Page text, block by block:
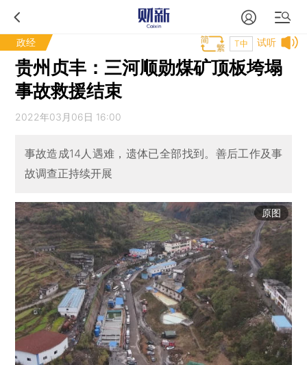
政经 试听
T中
贵州贞丰：三河顺勋煤矿顶板垮塌
事故救援结束
2022年03月06日 16:00
事故造成14人遇难，遗体已全部找到。善后工作及事
故调查正持续开展
原图